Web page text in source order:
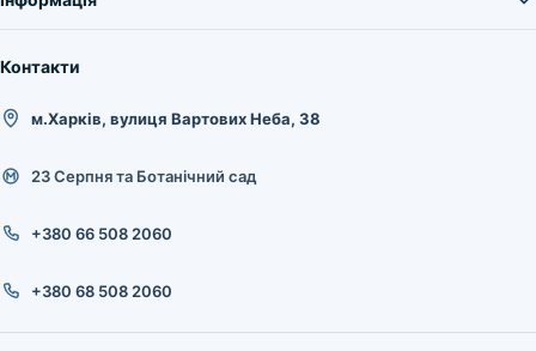
Контакти
м.Харків, вулиця Вартових Неба, 38
23 Серпня та Ботанічний сад
+380 66 508 2060
+380 68 508 2060